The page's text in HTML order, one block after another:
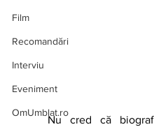
Film
Recomandări
Interviu
Eveniment
OmUmblat.ro
Nu cred că